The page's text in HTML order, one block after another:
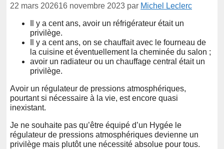
22 mars 202616 novembre 2023 par Michel Leclerc
Il y a cent ans, avoir un réfrigérateur était un
privilège.
Il y a cent ans, on se chauffait avec le fourneau de
la cuisine et éventuellement la cheminée du salon ;
avoir un radiateur ou un chauffage central était un
privilège.
Avoir un régulateur de pressions atmosphériques,
pourtant si nécessaire à la vie, est encore quasi
inexistant.
Je ne souhaite pas qu’être équipé d’un Hygée le
régulateur de pressions atmosphériques devienne un
privilège mais plutôt une nécessité absolue pour tous.